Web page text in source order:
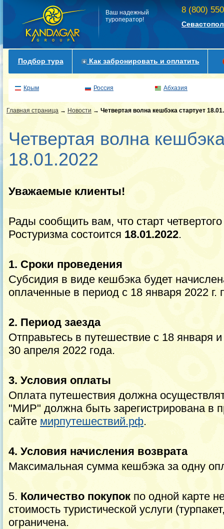
Ваш надежный
туроператор!
8 (800)
Подбор тура Как забронировать и оплатить
Крым Россия Абхазия
Главная страница → Новости → Четвертая волна кешбэка стартует
Четвертая волна
18.01.2022
Уважаемые клиенты!
Рады сообщить вам, что старт
Ростуризма состоится 18.01.2022.
1. Сроки проведения
Субсидия в виде кешбэка будет
оплаченные в период с 18 января 2022 г.
2. Период заезда
Отправьтесь в путешествие с 18 января
30 апреля 2022 года.
3. Условия оплаты
Оплата путешествия должна
"МИР" должна быть зарегистрирована в
сайте мирпутешествий.рф.
4. Условия начисления возврата
Максимальная сумма кешбэка за одну
5. Количество покупок по одной карте
стоимость туристической услуги
ограничена.